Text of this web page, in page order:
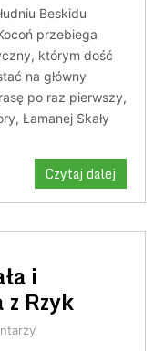
Beskidu
przebiega
którym dość
na główny
po raz pierwszy,
Łamanej Skały
Czytaj dalej
i
z Rzyk